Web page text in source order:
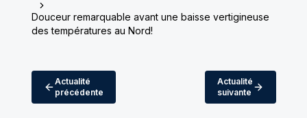
Douceur remarquable avant une baisse vertigineuse
des températures au Nord!
Actualité
précédente
Actualité
suivante